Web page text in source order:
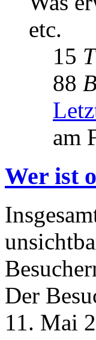
etc.
15
88
am
Wer ist
Der
11. Mai